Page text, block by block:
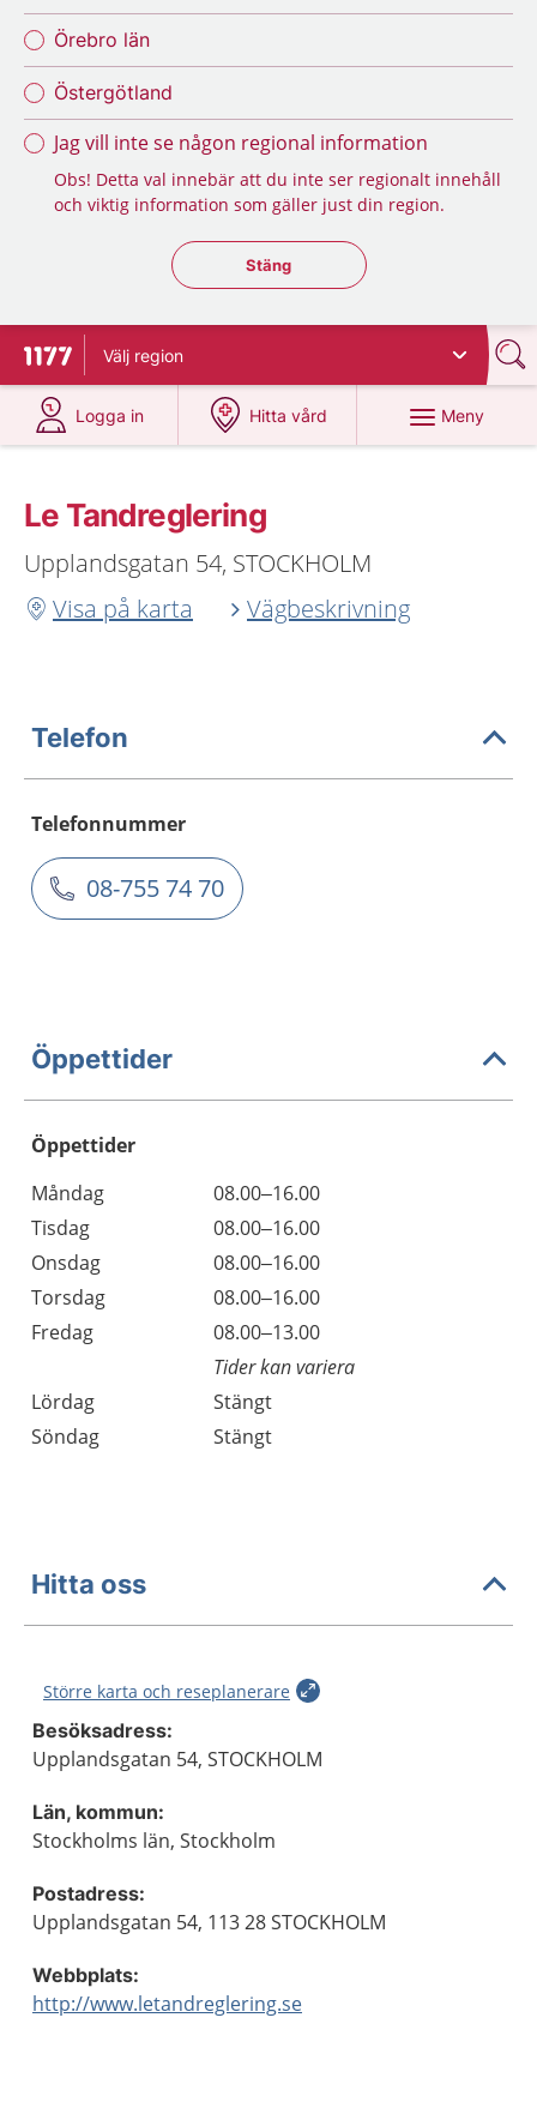
Örebro län
Östergötland
Jag vill inte se någon regional information
Obs! Detta val innebär att du inte ser regionalt innehåll
och viktig information som gäller just din region.
Stäng regionsväljaren
Stäng
Till startsidan för 1177
Välj region
Logga in
på 1177.se
Hitta vård
på 1177.se
Meny
Le Tandreglering
Upplandsgatan 54, STOCKHOLM
Visa på karta
Vägbeskrivning
Telefon
Telefonnummer
08-755 74 70
Öppettider
Öppettider
Dag
Öppettider
Kommentarer
Måndag
08.00–16.00
Tisdag
08.00–16.00
Onsdag
08.00–16.00
Torsdag
08.00–16.00
Fredag
08.00–13.00
Tider kan variera
Lördag
Stängt
Söndag
Stängt
Hitta oss
Större karta och reseplanerare
Besöksadress:
Upplandsgatan 54, STOCKHOLM
Län, kommun:
Stockholms län, Stockholm
Postadress:
Upplandsgatan 54, 113 28 STOCKHOLM
Webbplats:
http://www.letandreglering.se